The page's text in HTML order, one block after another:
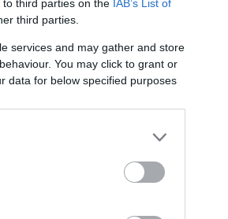
third parties on the IAB’s List of
third parties.
services and may gather and store
You may click to grant or
data for below specified purposes